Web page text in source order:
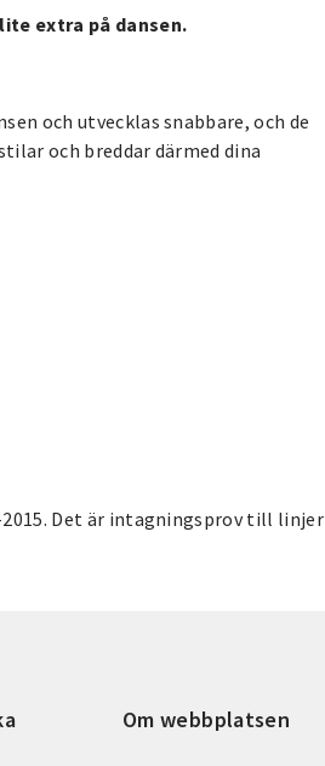
extra på dansen.
och utvecklas snabbare, och de
och breddar därmed dina
Det är intagningsprov till
Om webbplatsen